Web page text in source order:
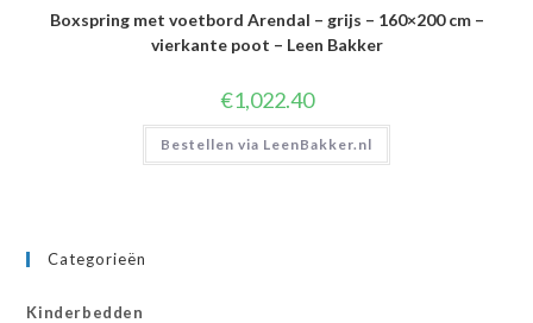
Boxspring met voetbord Arendal – grijs – 160×200 cm –
vierkante poot – Leen Bakker
€1,022.40
Bestellen via LeenBakker.nl
Categorieën
Kinderbedden